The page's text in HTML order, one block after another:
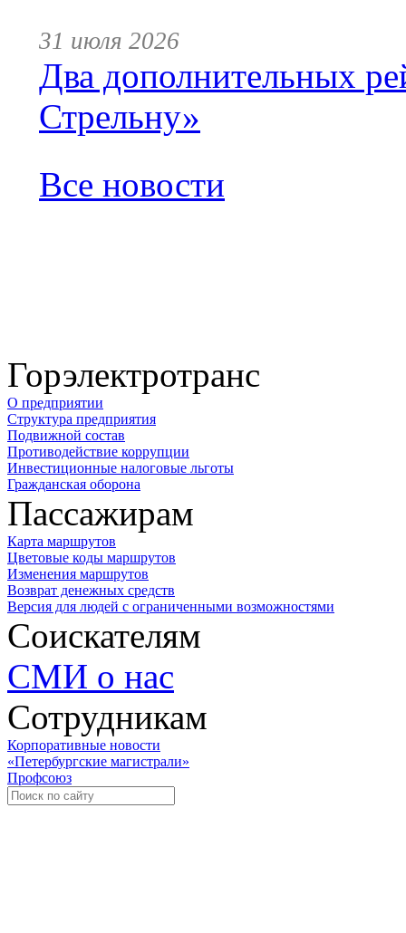
31 июля 2026
Два дополнительных
Стрельну»
Все новости
Горэлектротранс
О предприятии
Структура предприятия
Подвижной состав
Противодействие коррупции
Инвестиционные налоговые льготы
Гражданская оборона
Пассажирам
Карта маршрутов
Цветовые коды маршрутов
Изменения маршрутов
Возврат денежных средств
Версия для людей с ограниченными возможностями
Соискателям
СМИ о нас
Сотрудникам
Корпоративные новости
«Петербургские магистрали»
Профсоюз